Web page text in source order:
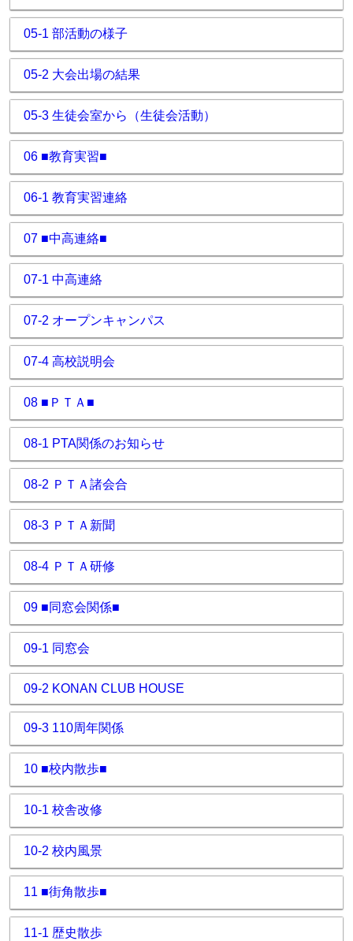
05-1 部活動の様子
05-2 大会出場の結果
05-3 生徒会室から（生徒会活動）
06 ■教育実習■
06-1 教育実習連絡
07 ■中高連絡■
07-1 中高連絡
07-2 オープンキャンパス
07-4 高校説明会
08 ■ＰＴＡ■
08-1 PTA関係のお知らせ
08-2 ＰＴＡ諸会合
08-3 ＰＴＡ新聞
08-4 ＰＴＡ研修
09 ■同窓会関係■
09-1 同窓会
09-2 KONAN CLUB HOUSE
09-3 110周年関係
10 ■校内散歩■
10-1 校舎改修
10-2 校内風景
11 ■街角散歩■
11-1 歴史散歩